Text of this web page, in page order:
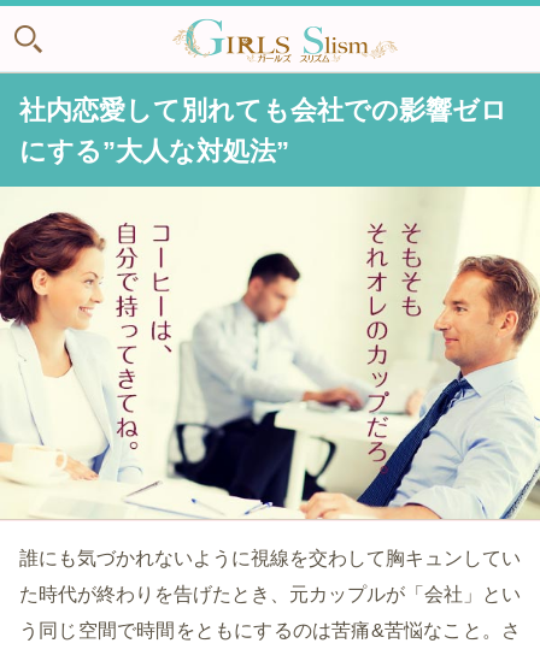
社内恋愛して別れても会社での影響ゼロ
にする”大人な対処法”
誰にも気づかれないように視線を交わして胸キュンしてい
た時代が終わりを告げたとき、元カップルが「会社」とい
う同じ空間で時間をともにするのは苦痛&苦悩なこと。さ